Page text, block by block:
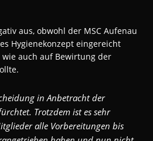
aus, obwohl der MSC Aufenau
Hygienekonzept eingereicht
auch auf Bewirtung der
in Anbetracht der
Trotzdem ist es sehr
alle Vorbereitungen bis